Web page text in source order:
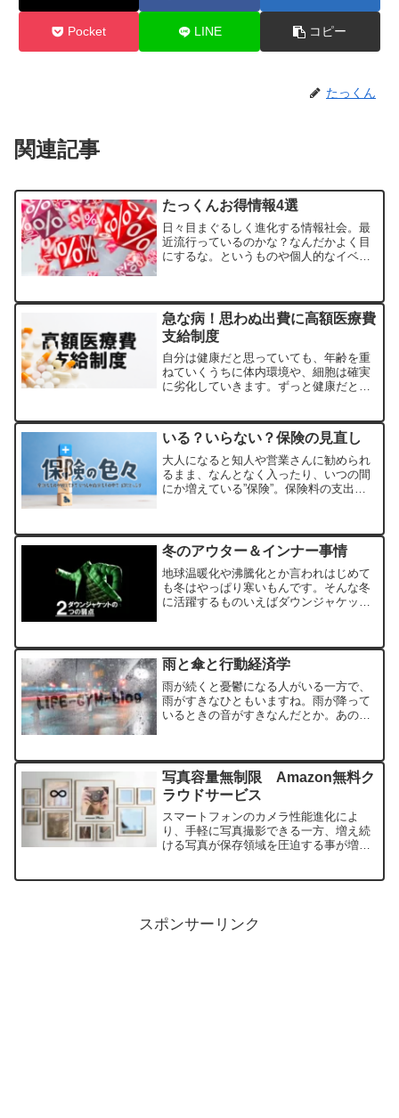
Pocket LINE コピー
たっくん
関連記事
たっくんお得情報4選
日々目まぐるしく進化する情報社会。最
近流行っているのかな？なんだかよく目
にするな。というものや個人的なイベン
ピーク定期券で10％トク各駅毎にピーク
タイムという、朝の通勤...
急な病！思わぬ出費に高額医療費
支給制度
自分は健康だと思っていても、年齢を重
ねていくうちに体内環境や、細胞は確実
に劣化していきます。ずっと健康だと思
知っていれば、自己負担（3割）300万円
かかった治療費は18...
いる？いらない？保険の見直し
大人になると知人や営業さんに勧められ
るまま、なんとなく入ったり、いつの間
にか増えている”保険”。保険料の支出は
的について考えてみましょう。大前提
保険は”もしも”の場合...
冬のアウター＆インナー事情
地球温暖化や沸騰化とか言われはじめて
も冬はやっぱり寒いもんです。そんな冬
に活躍するものいえばダウンジャケット
カジュアル的な傾向もあって通勤で来て
いる方も多くお見掛けしま...
雨と傘と行動経済学
雨が続くと憂鬱になる人がいる一方で、
雨がすきなひともいますね。雨が降って
いるときの音がすきなんだとか。あの独
雨音。濡れたアスファルトの上を車が通
る時の音とか、なんかあの落...
写真容量無制限 Amazon無料ク
ラウドサービス
スマートフォンのカメラ性能進化によ
り、手軽に写真撮影できる一方、増え続
ける写真が保存領域を圧迫する事が増え
スポンサーリンク